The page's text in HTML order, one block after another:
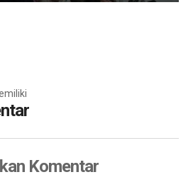
Komentar